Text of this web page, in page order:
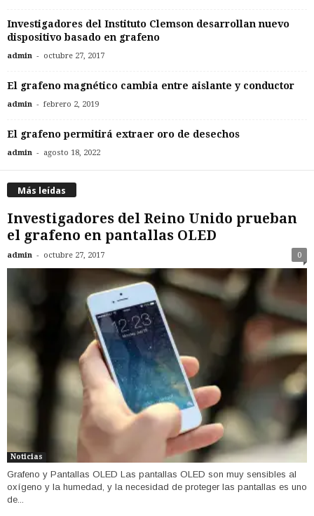
Investigadores del Instituto Clemson desarrollan nuevo
dispositivo basado en grafeno
admin - octubre 27, 2017
El grafeno magnético cambia entre aislante y conductor
admin - febrero 2, 2019
El grafeno permitirá extraer oro de desechos
admin - agosto 18, 2022
Más leídas
Investigadores del Reino Unido prueban
el grafeno en pantallas OLED
admin - octubre 27, 2017 0
Noticias
Grafeno y Pantallas OLED Las pantallas OLED son muy sensibles al
oxígeno y la humedad, y la necesidad de proteger las pantallas es uno
de...